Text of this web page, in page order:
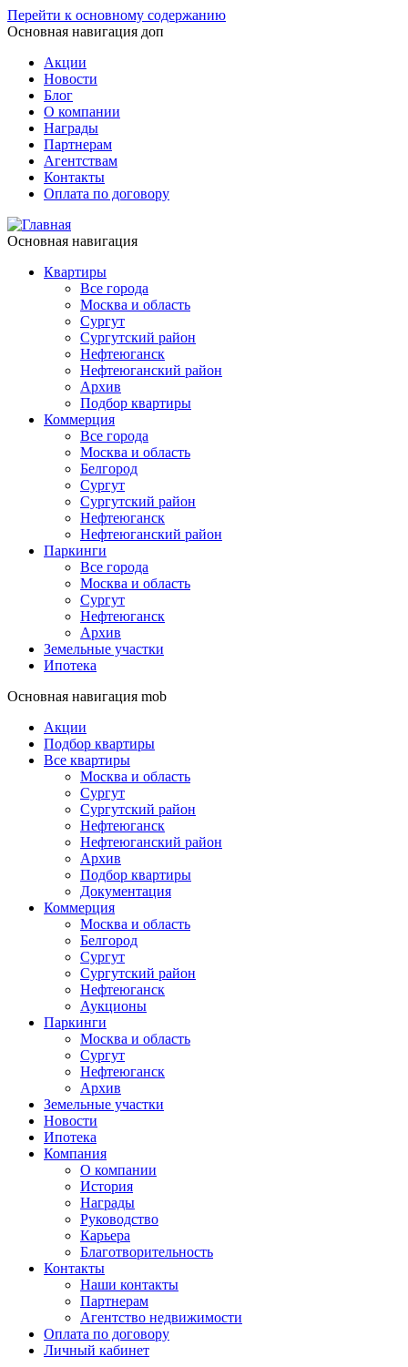
Перейти к основному содержанию
Основная навигация доп
Акции
Новости
Блог
О компании
Награды
Партнерам
Агентствам
Контакты
Оплата по договору
Основная навигация
Квартиры
Все города
Москва и область
Сургут
Сургутский район
Нефтеюганск
Нефтеюганский район
Архив
Подбор квартиры
Коммерция
Все города
Москва и область
Белгород
Сургут
Сургутский район
Нефтеюганск
Нефтеюганский район
Паркинги
Все города
Москва и область
Сургут
Нефтеюганск
Архив
Земельные участки
Ипотека
Основная навигация mob
Акции
Подбор квартиры
Все квартиры
Москва и область
Сургут
Сургутский район
Нефтеюганск
Нефтеюганский район
Архив
Подбор квартиры
Документация
Коммерция
Москва и область
Белгород
Сургут
Сургутский район
Нефтеюганск
Аукционы
Паркинги
Москва и область
Сургут
Нефтеюганск
Архив
Земельные участки
Новости
Ипотека
Компания
О компании
История
Награды
Руководство
Карьера
Благотворительность
Контакты
Наши контакты
Партнерам
Агентство недвижимости
Оплата по договору
Личный кабинет